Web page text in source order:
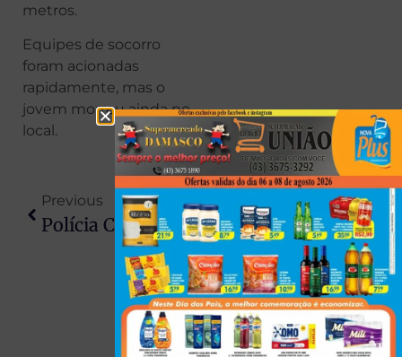
metros.
Equipes de socorro
foram acionadas
rapidamente, mas o
jovem morreu ainda no
local.
Previous
Polícia Civil Apreende 200 Mil Figurinhas Falsas Da Copa Do Mundo
Next
Paraná Tem Alerta De Tempestade Com Previsão De Chuva Forte E Rajadas De Até 100 Km/h